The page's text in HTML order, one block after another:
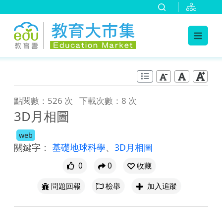
點閱數：526 次 下載次數：8 次
3D月相圖
web
關鍵字： 基礎地球科學、 3D月相圖
0 0
收藏
問題回報
檢舉 加入追蹤